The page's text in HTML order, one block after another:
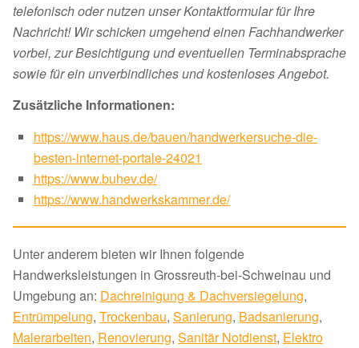
telefonisch oder nutzen unser Kontaktformular für Ihre
Nachricht! Wir schicken umgehend einen Fachhandwerker
vorbei, zur Besichtigung und eventuellen Terminabsprache
sowie für ein unverbindliches und kostenloses Angebot.
Zusätzliche Informationen:
https://www.haus.de/bauen/handwerkersuche-die-
besten-internet-portale-24021
https://www.buhev.de/
https://www.handwerkskammer.de/
Unter anderem bieten wir Ihnen folgende
Handwerksleistungen in Grossreuth-bei-Schweinau und
Umgebung an: Dachreinigung & Dachversiegelung,
Entrümpelung, Trockenbau, Sanierung, Badsanierung,
Malerarbeiten, Renovierung, Sanitär Notdienst, Elektro